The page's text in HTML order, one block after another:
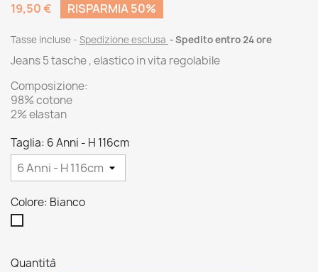
19,50 €
RISPARMIA 50%
Tasse incluse Spedizione esclusa Spedito entro 24 ore
Jeans 5 tasche , elastico in vita regolabile
Composizione:
98% cotone
2% elastan
Taglia: 6 Anni - H 116cm
Colore: Bianco
Quantità